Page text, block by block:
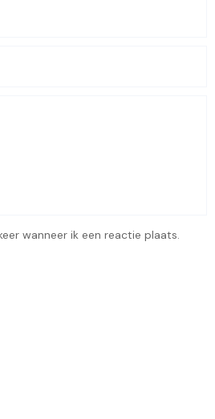
wanneer ik een reactie plaats.